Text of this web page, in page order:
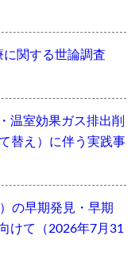
に関する世論調査
温室効果ガス排出削
替え）に伴う実践事
の早期発見・早期
けて（2026年7月31